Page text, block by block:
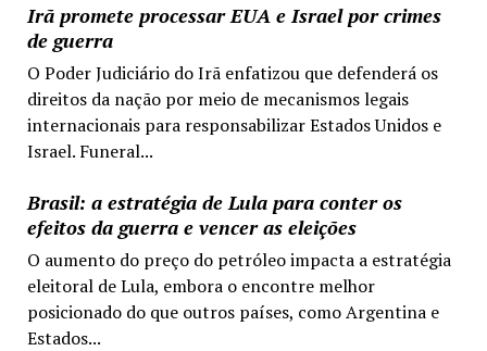
Irã promete processar EUA e Israel por crimes
de guerra
O Poder Judiciário do Irã enfatizou que defenderá os
direitos da nação por meio de mecanismos legais
internacionais para responsabilizar Estados Unidos e
Israel. Funeral...
Brasil: a estratégia de Lula para conter os
efeitos da guerra e vencer as eleições
O aumento do preço do petróleo impacta a estratégia
eleitoral de Lula, embora o encontre melhor
posicionado do que outros países, como Argentina e
Estados...